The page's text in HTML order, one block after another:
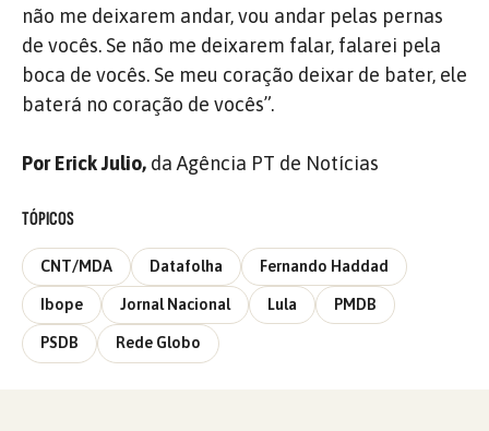
não me deixarem andar, vou andar pelas pernas
de vocês. Se não me deixarem falar, falarei pela
boca de vocês. Se meu coração deixar de bater, ele
baterá no coração de vocês”.
Por Erick Julio, da Agência PT de Notícias
TÓPICOS
CNT/MDA Datafolha Fernando Haddad
Ibope Jornal Nacional Lula PMDB
PSDB Rede Globo